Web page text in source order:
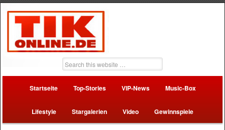
Startseite Top-Stories VIP-News Music-Box
Lifestyle Stargalerien Video Gewinnspiele